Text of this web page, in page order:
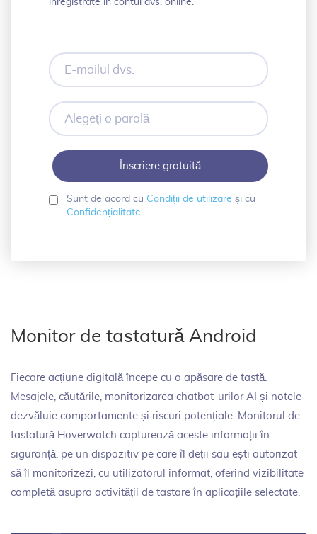
înregistrate în contul dvs. online.
E-
mailul
dvs.
Alegeţi
o
parolă
Sunt de acord cu Condiții de utilizare și cu
Confidențialitate
Monitor de tastatură Android
Fiecare acțiune digitală începe cu o apăsare de tastă.
Mesajele, căutările, monitorizarea chatbot-urilor AI și notele
dezvăluie comportamente și riscuri potențiale. Monitorul de
tastatură Hoverwatch capturează aceste informații în
siguranță, pe un dispozitiv pe care îl deții sau ești autorizat
să îl monitorizezi, cu utilizatorul informat, oferind vizibilitate
completă asupra activității de tastare în aplicațiile selectate.